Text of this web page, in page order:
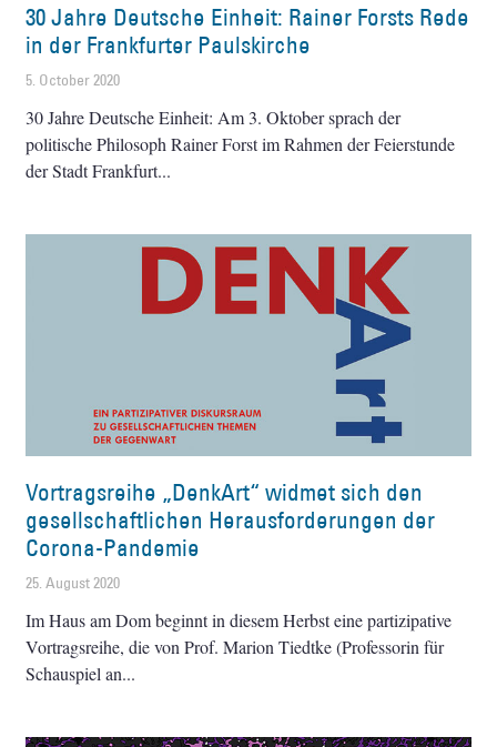
30 Jahre Deutsche Einheit: Rainer Forsts Rede
in der Frankfurter Paulskirche
5. October 2020
30 Jahre Deutsche Einheit: Am 3. Oktober sprach der
politische Philosoph Rainer Forst im Rahmen der Feierstunde
der Stadt Frankfurt
Vortragsreihe „DenkArt“ widmet sich den
gesellschaftlichen Herausforderungen der
Corona-Pandemie
25. August 2020
Im Haus am Dom beginnt in diesem Herbst eine partizipative
Vortragsreihe, die von Prof. Marion Tiedtke (Professorin für
Schauspiel an